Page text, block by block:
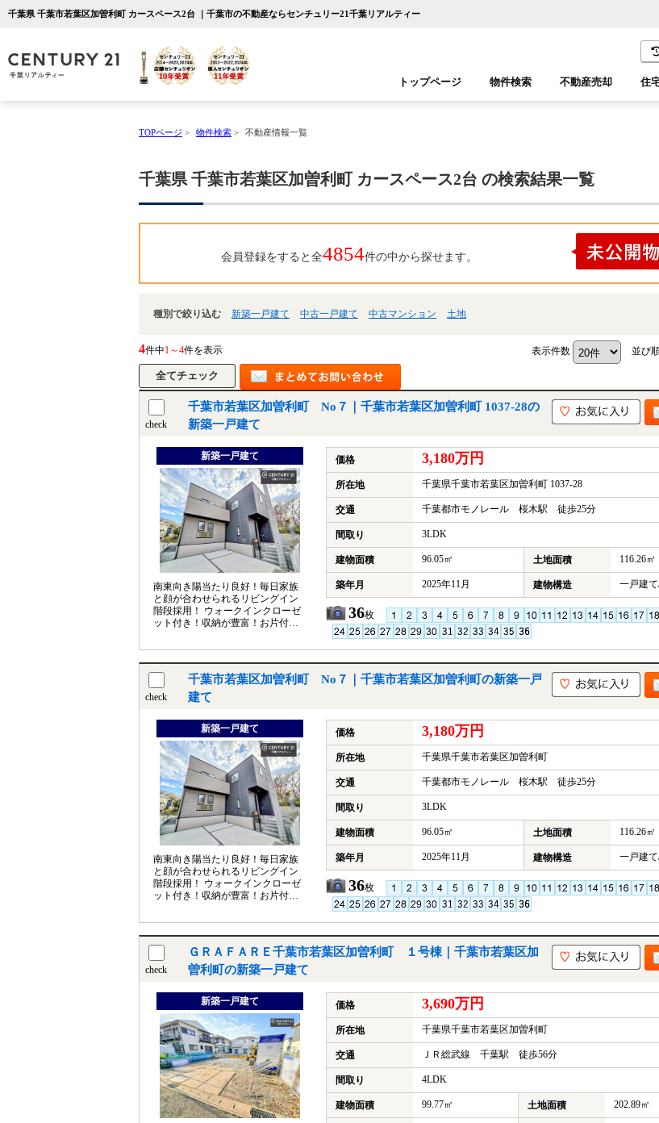
千葉県 千葉市若葉区加曽利町 カースペース2台 ｜千葉市の不動産ならセンチュリー21千葉リアルティー
トップページ 物件検索 不動産売却 住
TOPページ > 物件検索 > 不動産情報一覧
千葉県 千葉市若葉区加曽利町 カースペース2台 の検索結果一覧
会員登録をすると全4854件の中から探せます。
種別で絞り込む 新築一戸建て 中古一戸建て 中古マンション 土地
4件中1～4件を表示 表示件数 並び
check
千葉市若葉区加曽利町 No７｜千葉市若葉区加曽利町 1037-28の
新築一戸建て
新築一戸建て
南東向き陽当たり良好！毎日家族
と顔が合わせられるリビングイン
階段採用！ ウォークインクローゼ
ット付き！収納が豊富！お片付け
き！
価格 3,180万円
所在地 千葉県千葉市若葉区加曽利町 1037-28
交通 千葉都市モノレール 桜木駅 徒歩25分
間取り 3LDK
建物面積 96.05㎡ 土地面積 116.26㎡
築年月 2025年11月 建物構造 一戸建
36枚
check
千葉市若葉区加曽利町 No７｜千葉市若葉区加曽利町の新築一戸
建て
新築一戸建て
南東向き陽当たり良好！毎日家族
と顔が合わせられるリビングイン
階段採用！ ウォークインクローゼ
ット付き！収納が豊富！お片付け
き！
価格 3,180万円
所在地 千葉県千葉市若葉区加曽利町
交通 千葉都市モノレール 桜木駅 徒歩25分
間取り 3LDK
建物面積 96.05㎡ 土地面積 116.26㎡
築年月 2025年11月 建物構造 一戸建
36枚
check
ＧＲＡＦＡＲＥ千葉市若葉区加曽利町 １号棟｜千葉市若葉区加
曽利町の新築一戸建て
新築一戸建て 価格 3,690万円
所在地 千葉県千葉市若葉区加曽利町
交通 ＪＲ総武線 千葉駅 徒歩56分
間取り 4LDK
建物面積 99.77㎡ 土地面積 202.89㎡